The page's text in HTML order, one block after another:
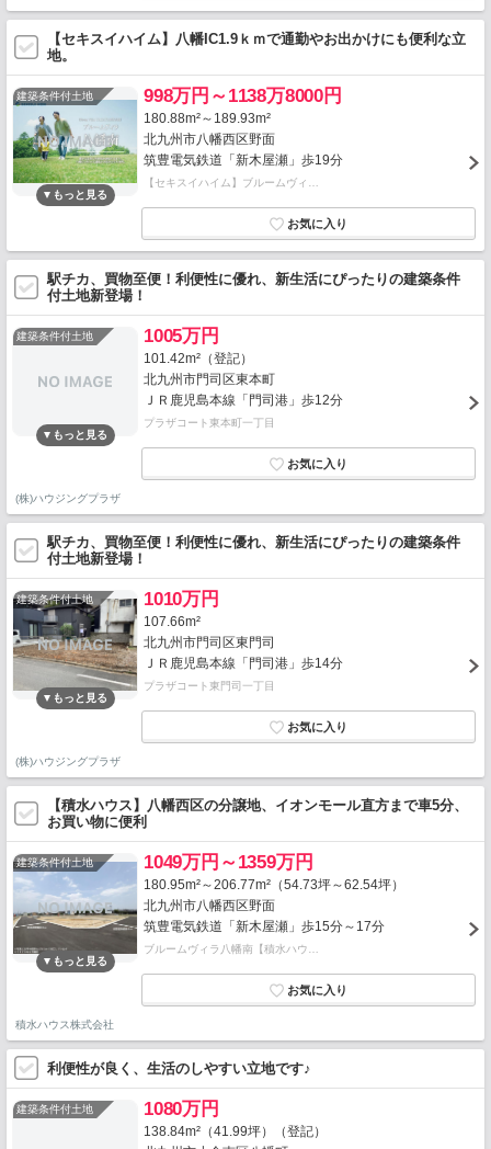
【セキスイハイム】八幡IC1.9ｋｍで通勤やお出かけにも便利な立
地。
建築条件付土地 998万円～1138万8000円
180.88m²～189.93m²
北九州市八幡西区野面
筑豊電気鉄道「新木屋瀬」歩19分
【セキスイハイム】ブルームヴィ…
駅チカ、買物至便！利便性に優れ、新生活にぴったりの建築条件
付土地新登場！
建築条件付土地 1005万円
101.42m²（登記）
北九州市門司区東本町
ＪＲ鹿児島本線「門司港」歩12分
プラザコート東本町一丁目
(株)ハウジングプラザ
駅チカ、買物至便！利便性に優れ、新生活にぴったりの建築条件
付土地新登場！
建築条件付土地 1010万円
107.66m²
北九州市門司区東門司
ＪＲ鹿児島本線「門司港」歩14分
プラザコート東門司一丁目
(株)ハウジングプラザ
【積水ハウス】八幡西区の分譲地、イオンモール直方まで車5分、
お買い物に便利
建築条件付土地 1049万円～1359万円
180.95m²～206.77m²（54.73坪～62.54坪）
北九州市八幡西区野面
筑豊電気鉄道「新木屋瀬」歩15分～17分
ブルームヴィラ八幡南【積水ハウ…
積水ハウス株式会社
利便性が良く、生活のしやすい立地です♪
建築条件付土地 1080万円
138.84m²（41.99坪）（登記）